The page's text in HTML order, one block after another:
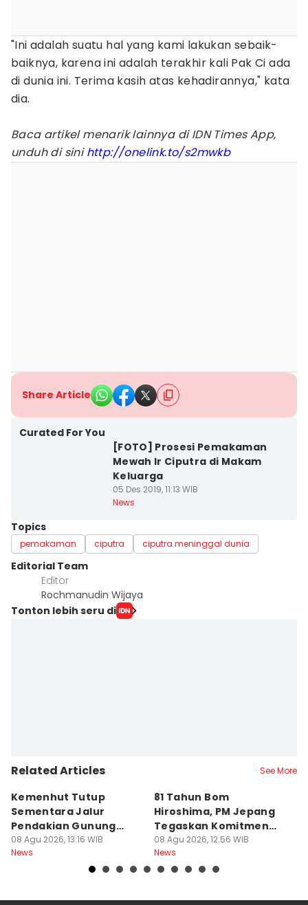
"Ini adalah suatu hal yang kami lakukan sebaik-
baiknya, karena ini adalah terakhir kali Pak Ci ada
di dunia ini. Terima kasih atas kehadirannya," kata
dia.
Baca artikel menarik lainnya di IDN Times App,
unduh di sinihttp://onelink.to/s2mwkb
Share Article
Curated For You
[FOTO] Prosesi Pemakaman
Mewah Ir Ciputra di Makam
Keluarga
05 Des 2019, 11:13 WIB
News
Topics
pemakaman ciputra ciputra meninggal dunia
Editorial Team
Editor
Rochmanudin Wijaya
Tonton lebih seru di
Related Articles See More
Kemenhut Tutup
Sementara Jalur
Pendakian Gunung
Gede Pangrango
08 Agu 2026, 13:16 WIB
News
81 Tahun Bom
Hiroshima, PM Jepang
Tegaskan Komitmen
Bebas Nuklir
08 Agu 2026, 12:56 WIB
News